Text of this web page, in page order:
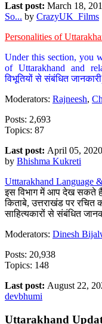
Last post: March 18,
So... by CrazyUK_Films
Personalities of
Under this section, you
of Uttarakhand and
विभूतियों से संबंधित
Moderators: Rajneesh,
Posts: 2,693
Topics: 87
Last post: April 05,
by Bhishma Kukreti
Utttarakhand Language
इस विभाग में आप देख सकते है
किताबे, उत्तराखंड पर
साहित्यकारों से संबंधित
Moderators: Dinesh
Posts: 20,938
Topics: 148
Last post: August 22,
devbhumi
Uttarakhand